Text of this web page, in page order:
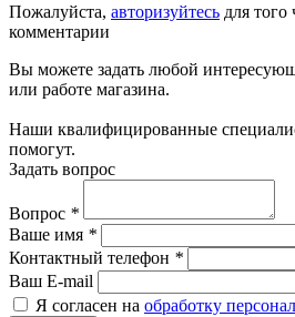
Пожалуйста, авторизуйтесь для того
комментарии
Вы можете задать любой
или работе магазина.
Наши квалифицированные
помогут.
Задать вопрос
Вопрос *
Ваше имя *
Контактный телефон *
Ваш E-mail
Я согласен на обработку